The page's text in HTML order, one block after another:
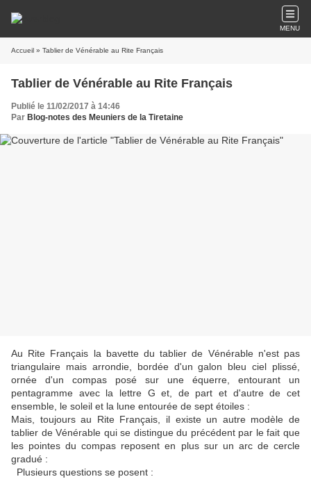
MENU
Accueil » Tablier de Vénérable au Rite Français
Tablier de Vénérable au Rite Français
Publié le 11/02/2017 à 14:46
Par Blog-notes des Meuniers de la Tiretaine
Au Rite Français la bavette du tablier de Vénérable n'est pas
triangulaire mais arrondie, bordée d'un galon bleu ciel plissé,
ornée d'un compas posé sur une équerre, entourant un
pentagramme avec la lettre G et, de part et d'autre de cet
ensemble, le soleil et la lune entourée de sept étoiles :
Mais, toujours au Rite Français, il existe un autre modèle de
tablier de Vénérable qui se distingue du précédent par le fait que
les pointes du compas reposent en plus sur un arc de cercle
gradué :
Plusieurs questions se posent :